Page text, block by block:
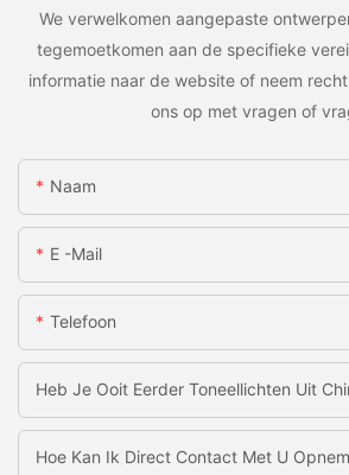
We verwelkomen aangepaste
tegemoetkomen aan de specifieke
informatie naar de website of neem
ons op met vragen of
Naam
E -mail
Telefoon
Heb Je Ooit Eerder Toneellichten Uit
Hoe Kan Ik Direct Contact Met U